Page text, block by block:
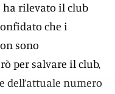
rilevato il club
che i
sono
per salvare il club,
dell’attuale numero